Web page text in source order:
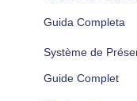
Guida Completa
Système de
Guide Complet